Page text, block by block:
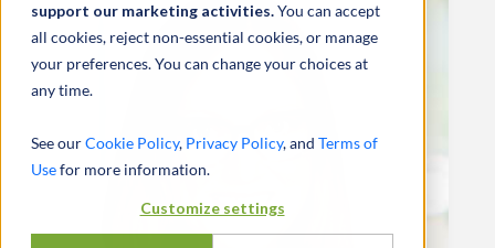
support our marketing activities.You can accept
all cookies, reject non-essential cookies, or manage
your preferences. You can change your choices at
any time.
See ourCookie Policy, Privacy Policy, and Terms of
Usefor more information.
Customize settings